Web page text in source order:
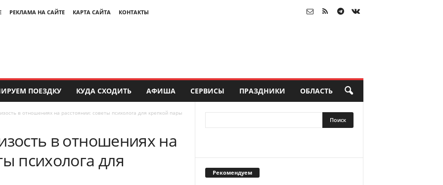
РЕКЛАМА НА САЙТЕ КАРТА САЙТА КОНТАКТЫ
ПОЕЗДКУ КУДА СХОДИТЬ АФИША СЕРВИСЫ ПРАЗДНИКИ ОБЛАСТЬ
в отношениях на расстоянии: советы психолога для крепкой пары
в отношениях на
психолога для
Рекомендуем